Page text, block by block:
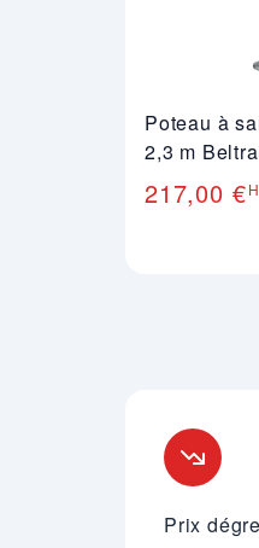
Poteau à
2,3 m
217,00 €
Prix